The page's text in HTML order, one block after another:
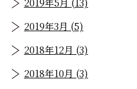
2019年3月 (5)
2018年12月 (3)
2018年10月 (3)